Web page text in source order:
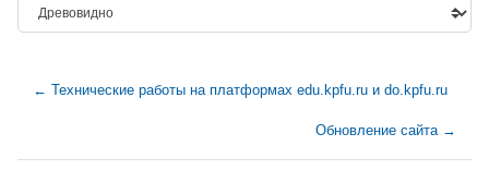
← Технические работы на платформах edu.kpfu.ru и do.kpfu.ru
Обновление сайта →